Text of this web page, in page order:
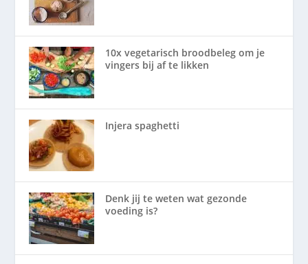
10x vegetarisch broodbeleg om je
vingers bij af te likken
Injera spaghetti
Denk jij te weten wat gezonde
voeding is?